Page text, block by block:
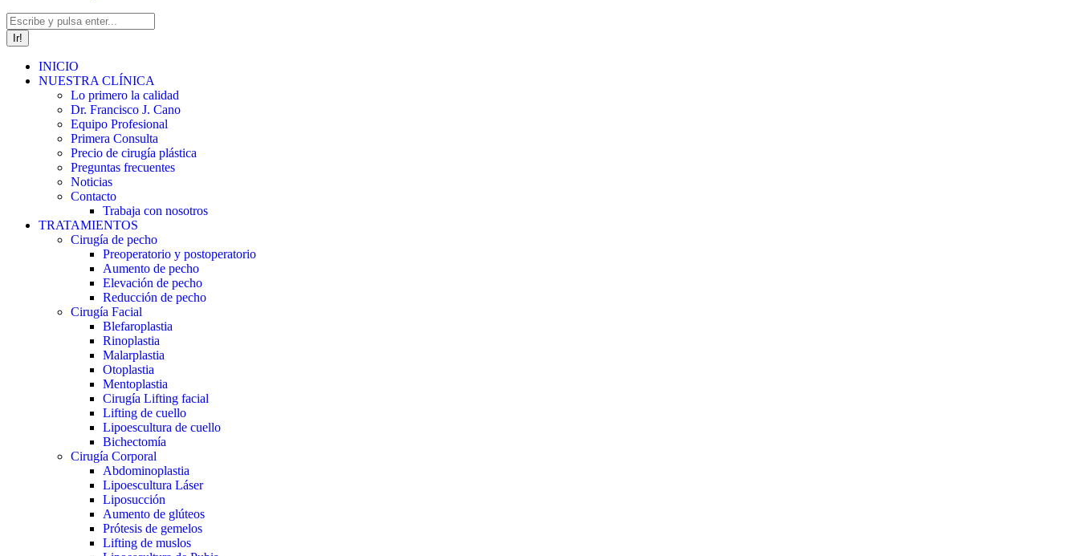
Buscar:
INICIO
NUESTRA CLÍNICA
Lo primero la calidad
Dr. Francisco J. Cano
Equipo Profesional
Primera Consulta
Precio de cirugía plástica
Preguntas frecuentes
Noticias
Contacto
Trabaja con nosotros
TRATAMIENTOS
Cirugía de pecho
Preoperatorio y postoperatorio
Aumento de pecho
Elevación de pecho
Reducción de pecho
Cirugía Facial
Blefaroplastia
Rinoplastia
Malarplastia
Otoplastia
Mentoplastia
Cirugía Lifting facial
Lifting de cuello
Lipoescultura de cuello
Bichectomía
Cirugía Corporal
Abdominoplastia
Lipoescultura Láser
Liposucción
Aumento de glúteos
Prótesis de gemelos
Lifting de muslos